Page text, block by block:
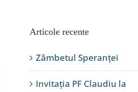
Articole recente
Zâmbetul Speranței
Invitația PF Claudiu la